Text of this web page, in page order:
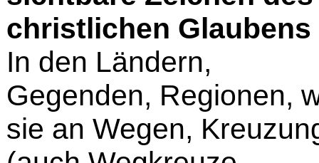
christlichen Glaubens
In den Ländern,
Gegenden, Regionen,
sie an Wegen,